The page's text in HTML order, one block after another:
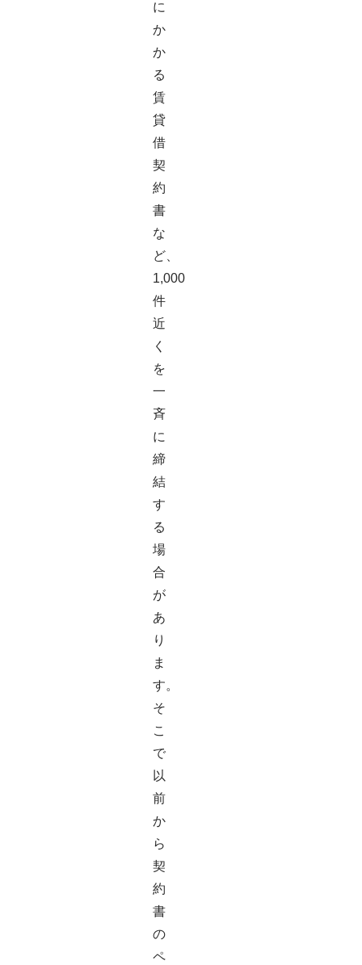
に
か
か
る
賃
貸
借
契
約
書
な
ど、
1,000
件
近
く
を
一
斉
に
締
結
す
る
場
合
が
あ
り
ま
す。
そ
こ
で
以
前
か
ら
契
約
書
の
ペ